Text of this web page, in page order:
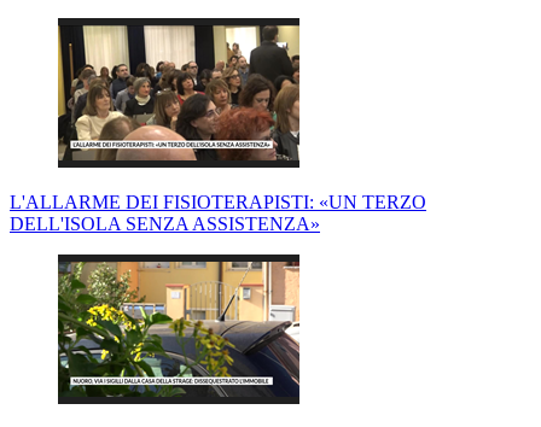
L'ALLARME DEI FISIOTERAPISTI: «UN TERZO
DELL'ISOLA SENZA ASSISTENZA»